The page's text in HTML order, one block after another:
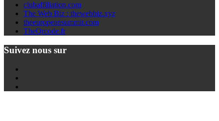
clubaffiliation.com
The Web Biz : thewebbiz.xyz
theeuropeansummit.com
TheQrcode.fr
Suivez nous sur